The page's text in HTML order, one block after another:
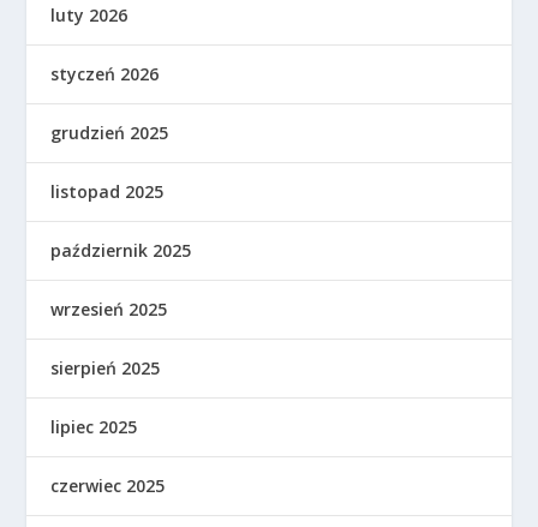
luty 2026
styczeń 2026
grudzień 2025
listopad 2025
październik 2025
wrzesień 2025
sierpień 2025
lipiec 2025
czerwiec 2025